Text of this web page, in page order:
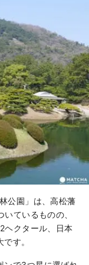
公園」は、高松藩
ているものの、
ヘクタール、日本
す。